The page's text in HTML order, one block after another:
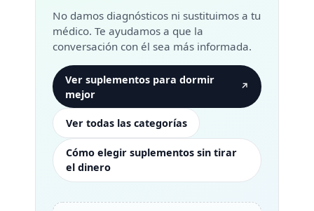
No damos diagnósticos ni sustituimos a tu
médico. Te ayudamos a que la
conversación con él sea más informada.
Ver suplementos para dormir
mejor
↗
Ver todas las categorías
Cómo elegir suplementos sin tirar
el dinero